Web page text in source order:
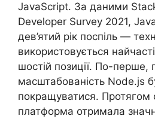
JavaScript. За даними
Developer Survey 2021,
дев’ятий рік поспіль —
використовується
шостій позиції. По-перше,
масштабованість Node.js
покращуватися. Протягом
платформа отримала